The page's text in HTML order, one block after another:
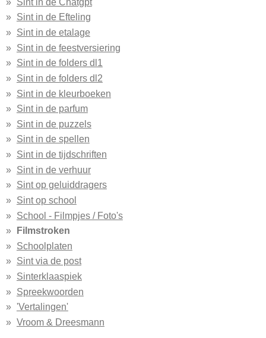
Sint in de Efteling
Sint in de etalage
Sint in de feestversiering
Sint in de folders dl1
Sint in de folders dl2
Sint in de kleurboeken
Sint in de parfum
Sint in de puzzels
Sint in de spellen
Sint in de tijdschriften
Sint in de verhuur
Sint op geluiddragers
Sint op school
School - Filmpjes / Foto's
Filmstroken
Schoolplaten
Sint via de post
Sinterklaaspiek
Spreekwoorden
'Vertalingen'
Vroom & Dreesmann